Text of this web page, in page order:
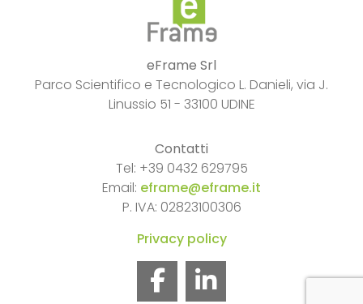
eFrame Srl
Parco Scientifico e Tecnologico L. Danieli, via J.
Linussio 51 - 33100 UDINE
Contatti
Tel: +39 0432 629795
Email: eframe@eframe.it
P. IVA: 02823100306
Privacy policy